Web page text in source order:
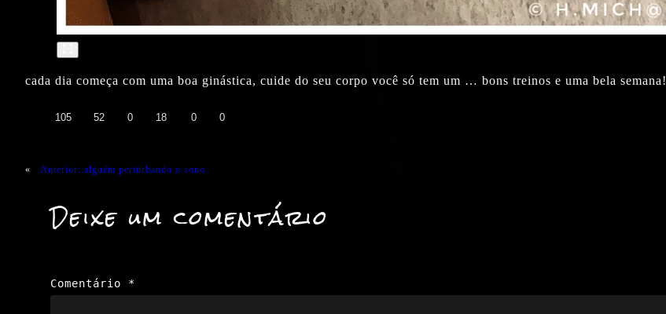
cada dia começa com uma boa ginástica, cuide do seu corpo você só tem um … bons treinos e uma bela semana!
105 52 0 18 0 0
« Anterior: alguém perturbando o sono
Deixe um comentário
Comentário *